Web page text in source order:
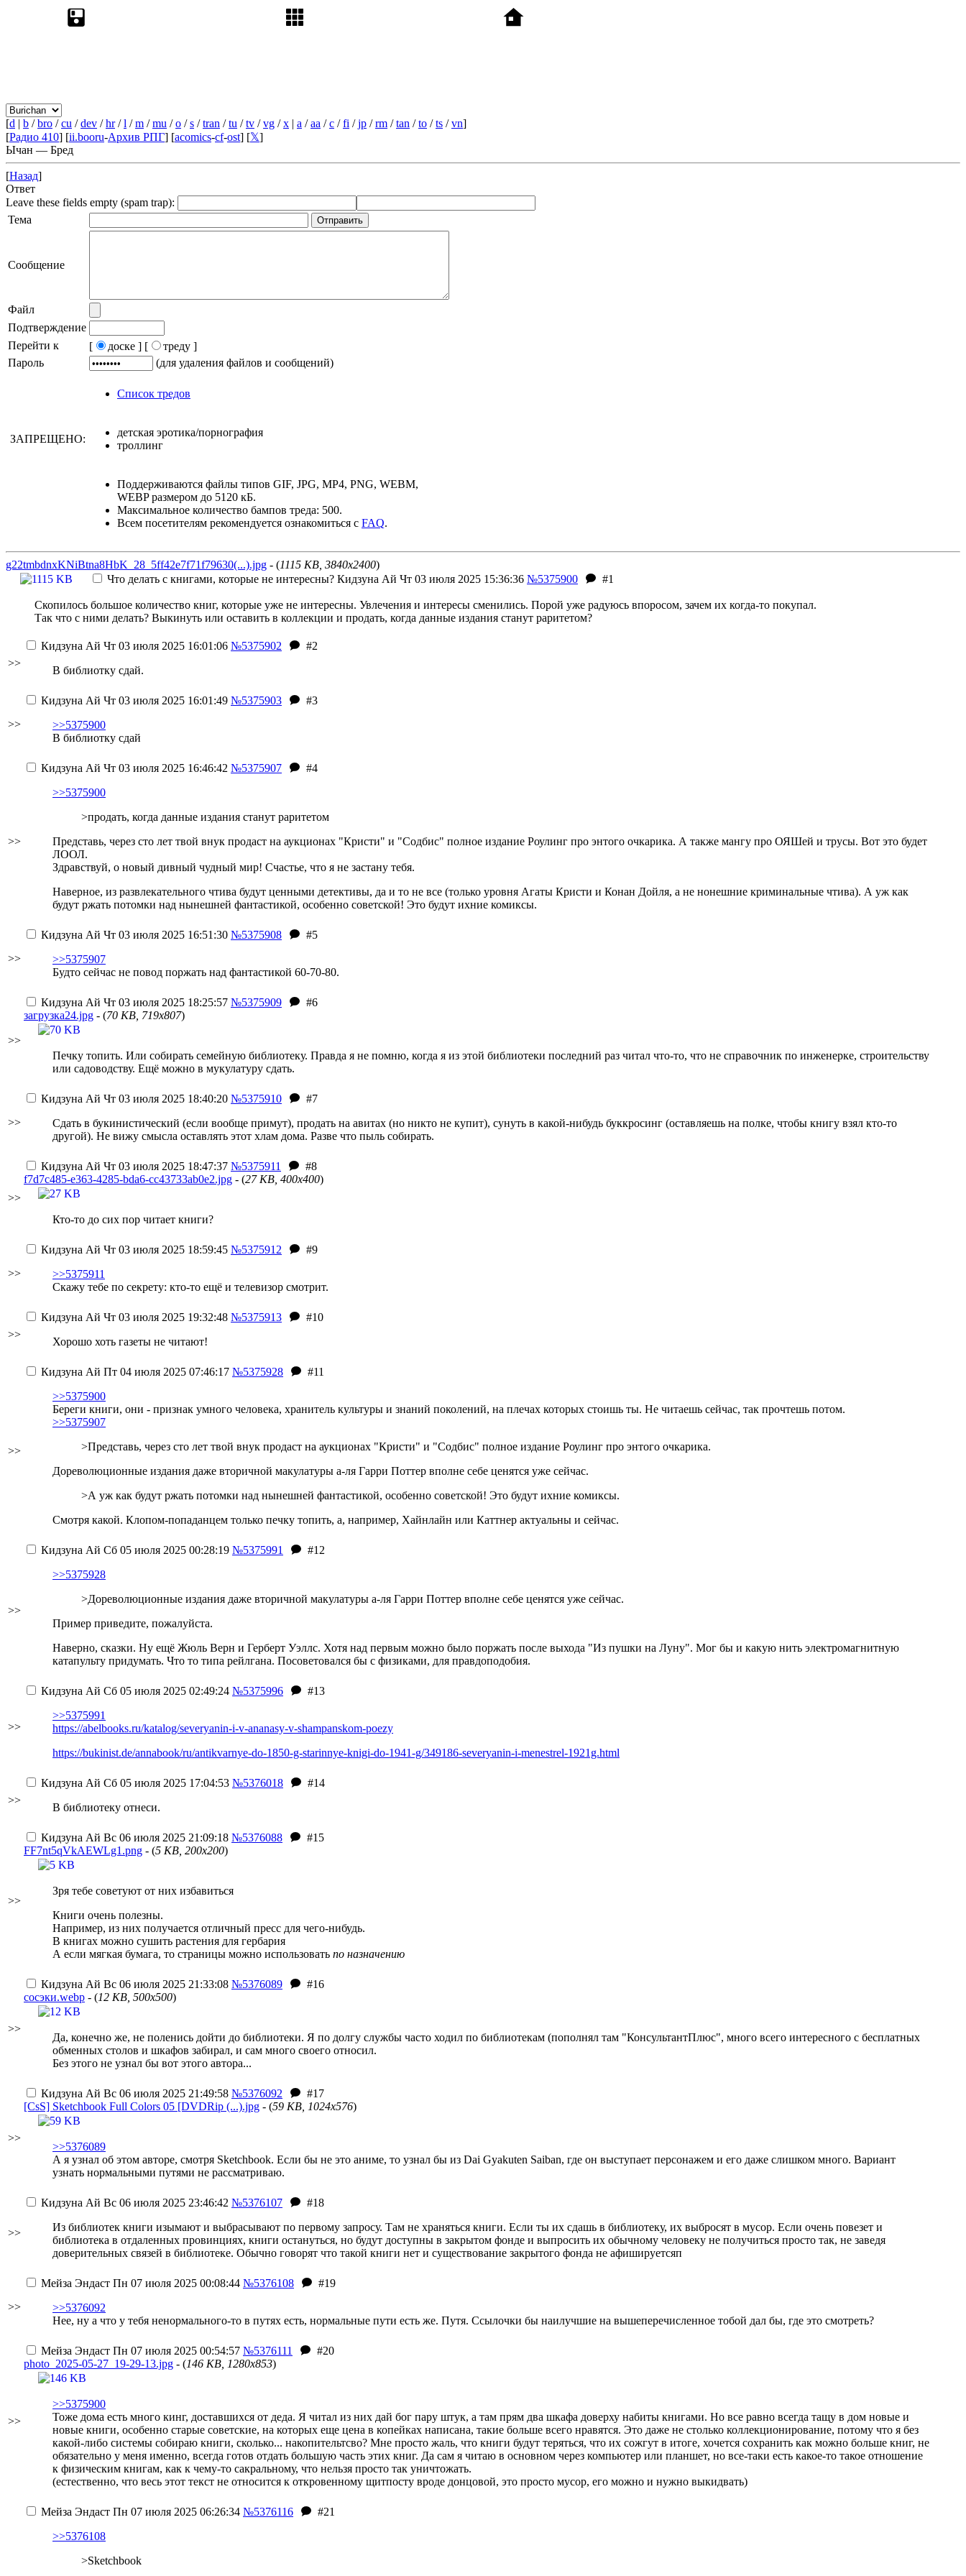
[d | b /bro /cu /dev /hr/l /m /mu /o /s /tran /tu /tv /vg /x | a /aa /c /fi /jp /rm /tan /to /ts /vn]
[Радио 410] [ii.booru-Архив РПГ] [acomics-cf-ost] [𝕏]
Ычан — Бред
[Назад]
Ответ
Leave these fields empty (spam trap):
Тема
Сообщение
Файл
Подтверждение
Перейти к
[ доске ] [
треду ]
Пароль
(для удаления файлов и сообщений)
Список тредов
ЗАПРЕЩЕНО:
детская эротика/порнография
троллинг
Поддерживаются файлы типов GIF, JPG, MP4, PNG, WEBM,
WEBP размером до 5120 кБ.
Максимальное количество бампов треда: 500.
Всем посетителям рекомендуется ознакомиться с FAQ.
g22tmbdnxKNiBtna8HbK_28_5ff42e7f71f79630(...).jpg - (1115 KB, 3840x2400)
Что делать с книгами, которые не интересны? Кидзуна Ай Чт 03 июля 2025 15:36:36 №5375900 #1
Скопилось большое количество книг, которые уже не интересны. Увлечения и интересы сменились. Порой уже радуюсь впоросом, зачем их когда-то покупал.
Так что с ними делать? Выкинуть или оставить в коллекции и продать, когда данные издания станут раритетом?
>>
Кидзуна Ай Чт 03 июля 2025 16:01:06 №5375902
#2
В библиотку сдай.
>>
Кидзуна Ай Чт 03 июля 2025 16:01:49 №5375903
#3
>>5375900
В библиотку сдай
>>
Кидзуна Ай Чт 03 июля 2025 16:46:42 №5375907
#4
>>5375900
>продать, когда данные издания станут раритетом
Представь, через сто лет твой внук продаст на аукционах "Кристи" и "Содбис" полное издание Роулинг про энтого очкарика. А также мангу про ОЯШей и трусы. Вот это будет
ЛООЛ.
Здравствуй, о новый дивный чудный мир! Счастье, что я не застану тебя.
Наверное, из развлекательного чтива будут ценными детективы, да и то не все (только уровня Агаты Кристи и Конан Дойля, а не нонешние криминальные чтива). А уж как
будут ржать потомки над нынешней фантастикой, особенно советской! Это будут ихние комиксы.
>>
Кидзуна Ай Чт 03 июля 2025 16:51:30 №5375908
#5
>>5375907
Будто сейчас не повод поржать над фантастикой 60-70-80.
>>
Кидзуна Ай Чт 03 июля 2025 18:25:57 №5375909
#6
загрузка24.jpg - (70 KB, 719x807)
Печку топить. Или собирать семейную библиотеку. Правда я не помню, когда я из этой библиотеки последний раз читал что-то, что не справочник по инженерке, строительству
или садоводству. Ещё можно в мукулатуру сдать.
>>
Кидзуна Ай Чт 03 июля 2025 18:40:20 №5375910
#7
Сдать в букинистический (если вообще примут), продать на авитах (но никто не купит), сунуть в какой-нибудь буккросинг (оставляешь на полке, чтобы книгу взял кто-то
другой). Не вижу смысла оставлять этот хлам дома. Разве что пыль собирать.
>>
Кидзуна Ай Чт 03 июля 2025 18:47:37 №5375911
#8
f7d7c485-e363-4285-bda6-cc43733ab0e2.jpg - (27 KB, 400x400)
Кто-то до сих пор читает книги?
>>
Кидзуна Ай Чт 03 июля 2025 18:59:45 №5375912
#9
>>5375911
Скажу тебе по секрету: кто-то ещё и телевизор смотрит.
>>
Кидзуна Ай Чт 03 июля 2025 19:32:48 №5375913
#10
Хорошо хоть газеты не читают!
>>
Кидзуна Ай Пт 04 июля 2025 07:46:17 №5375928
#11
>>5375900
Береги книги, они - признак умного человека, хранитель культуры и знаний поколений, на плечах которых стоишь ты. Не читаешь сейчас, так прочтешь потом.
>>5375907
>Представь, через сто лет твой внук продаст на аукционах "Кристи" и "Содбис" полное издание Роулинг про энтого очкарика.
Дореволюционные издания даже вторичной макулатуры а-ля Гарри Поттер вполне себе ценятся уже сейчас.
>А уж как будут ржать потомки над нынешней фантастикой, особенно советской! Это будут ихние комиксы.
Смотря какой. Клопом-попаданцем только печку топить, а, например, Хайнлайн или Каттнер актуальны и сейчас.
>>
Кидзуна Ай Сб 05 июля 2025 00:28:19 №5375991
#12
>>5375928
>Дореволюционные издания даже вторичной макулатуры а-ля Гарри Поттер вполне себе ценятся уже сейчас.
Пример приведите, пожалуйста.
Наверно, сказки. Ну ещё Жюль Верн и Герберт Уэллс. Хотя над первым можно было поржать после выхода "Из пушки на Луну". Мог бы и какую нить электромагнитную
катапульту придумать. Что то типа рейлгана. Посоветовался бы с физиками, для правдоподобия.
>>
Кидзуна Ай Сб 05 июля 2025 02:49:24 №5375996
#13
>>5375991
https://abelbooks.ru/katalog/severyanin-i-v-ananasy-v-shampanskom-poezy
https://bukinist.de/annabook/ru/antikvarnye-do-1850-g-starinnye-knigi-do-1941-g/349186-severyanin-i-menestrel-1921g.html
>>
Кидзуна Ай Сб 05 июля 2025 17:04:53 №5376018
#14
В библиотеку отнеси.
>>
Кидзуна Ай Вс 06 июля 2025 21:09:18 №5376088
#15
FF7nt5qVkAEWLg1.png - (5 KB, 200x200)
Зря тебе советуют от них избавиться
Книги очень полезны.
Например, из них получается отличный пресс для чего-нибудь.
В книгах можно сушить растения для гербария
А если мягкая бумага, то страницы можно использовать по назначению
>>
Кидзуна Ай Вс 06 июля 2025 21:33:08 №5376089
#16
сосэки.webp - (12 KB, 500x500)
Да, конечно же, не поленись дойти до библиотеки. Я по долгу службы часто ходил по библиотекам (пополнял там "КонсультантПлюс", много всего интересного с бесплатных
обменных столов и шкафов забирал, и сам много своего относил.
Без этого не узнал бы вот этого автора...
>>
Кидзуна Ай Вс 06 июля 2025 21:49:58 №5376092
#17
[CsS] Sketchbook Full Colors 05 [DVDRip (...).jpg - (59 KB, 1024x576)
>>5376089
А я узнал об этом авторе, смотря Sketchbook. Если бы не это аниме, то узнал бы из Dai Gyakuten Saiban, где он выступает персонажем и его даже слишком много. Вариант
узнать нормальными путями не рассматриваю.
>>
Кидзуна Ай Вс 06 июля 2025 23:46:42 №5376107
#18
Из библиотек книги изымают и выбрасывают по первому запросу. Там не храняться книги. Если ты их сдашь в библиотеку, их выбросят в мусор. Если очень повезет и
библиотека в отдаленных провинциях, книги остануться, но будут доступны в закрытом фонде и выпросить их обычному человеку не получиться просто так, не заведя
доверительных связей в библиотеке. Обычно говорят что такой книги нет и существование закрытого фонда не афишируетсяп
>>
Мейза Эндаст Пн 07 июля 2025 00:08:44 №5376108
#19
>>5376092
Нее, ну а что у тебя ненормального-то в путях есть, нормальные пути есть же. Путя. Ссылочки бы наилучшие на вышеперечисленное тобой дал бы, где это смотреть?
>>
Мейза Эндаст Пн 07 июля 2025 00:54:57 №5376111
#20
photo_2025-05-27_19-29-13.jpg - (146 KB, 1280x853)
>>5375900
Тоже дома есть много кинг, доставшихся от деда. Я читал из них дай бог пару штук, а там прям два шкафа доверху набиты книгами. Но все равно всегда тащу в дом новые и
новые книги, особенно старые советские, на которых еще цена в копейках написана, такие больше всего нравятся. Это даже не столько коллекционирование, потому что я без
какой-либо системы собираю книги, сколько... накопительтсво? Мне просто жаль, что книги будут теряться, что их сожгут в итоге, хочется сохранить как можно больше книг, не
обязательно у меня именно, всегда готов отдать большую часть этих книг. Да сам я читаю в основном через компьютер или планшет, но все-таки есть какое-то такое отношение
к физическим книгам, как к чему-то сакральному, что нельзя просто так уничтожать.
(естественно, что весь этот текст не относится к откровенному щитпосту вроде донцовой, это просто мусор, его можно и нужно выкидвать)
Мейза Эндаст Пн 07 июля 2025 06:26:34 №5376116
#21
>>5376108
>Sketchbook